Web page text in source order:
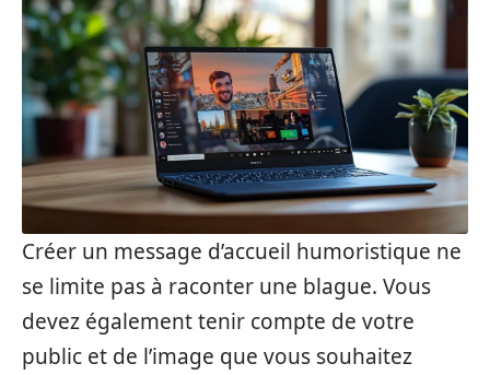
Créer un message d’accueil humoristique ne
se limite pas à raconter une blague. Vous
devez également tenir compte de votre
public et de l’image que vous souhaitez